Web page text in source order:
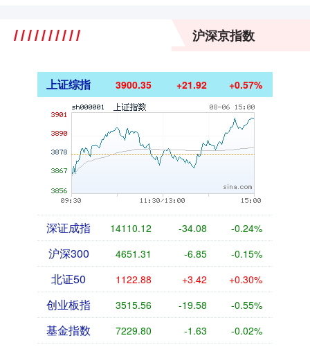
沪深京指数
上证综指 3900.35 +21.92 +0.57%
深证成指 14110.12 -34.08 -0.24%
沪深300 4651.31 -6.85 -0.15%
北证50 1122.88 +3.42 +0.30%
创业板指 3515.56 -19.58 -0.55%
基金指数 7229.80 -1.63 -0.02%